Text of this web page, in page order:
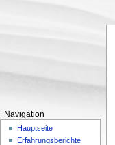
Navigation
Hauptseite
Erfahrungsberichte